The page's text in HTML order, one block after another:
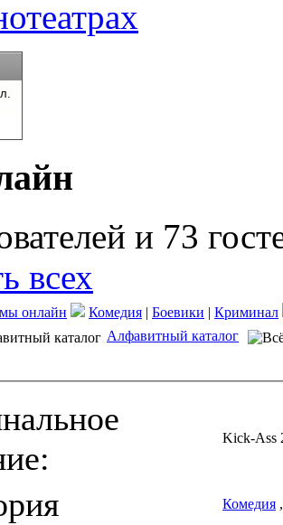
и 73
всех
онлайн Комедия | Боевики | Криминал
Алфавитный каталог
Kick-Ass
Комедия